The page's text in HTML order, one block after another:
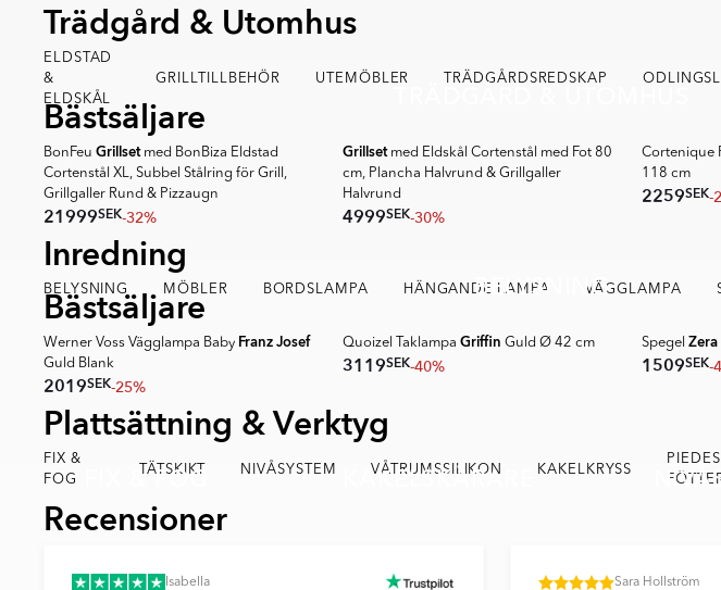
Item
1
of
11
Trädgård & Utomhus
ELDSTAD
&
ELDSKÅL
GRILLTILLBEHÖR UTEMÖBLER TRÄDGÅRDSREDSKAP
Bästsäljare
BonFeu Grillsetmed BonBiza Eldstad
Cortenstål XL, Subbel Stålring för Grill,
Grillgaller Rund & Pizzaugn
21999SEK-32%
Grillsetmed Eldskål Cortenstål med Fot 80
cm, Plancha Halvrund & Grillgaller
Halvrund
4999SEK-30%
Cortenique
118 cm
2259SEK-
Item
1
of
11
Inredning
BELYSNING MÖBLER BORDSLAMPA HÄNGANDE LAMPA VÄGGLAMPA
BELYSNING
Bästsäljare
Werner Voss Vägglampa Baby Franz Josef
Guld Blank
2019SEK-25%
Quoizel Taklampa Griffin Guld Ø 42 cm
3119SEK-40%
Spegel Zera
1509SEK-
Item
1
of
11
Plattsättning & Verktyg
FIX &
FOG
TÄTSKIKT NIVÅSYSTEM VÅTRUMSSILIKON KAKELKRYSS
FIX & FOG KAKELSKÄRARE
Recensioner
Isabella Sara Hollström